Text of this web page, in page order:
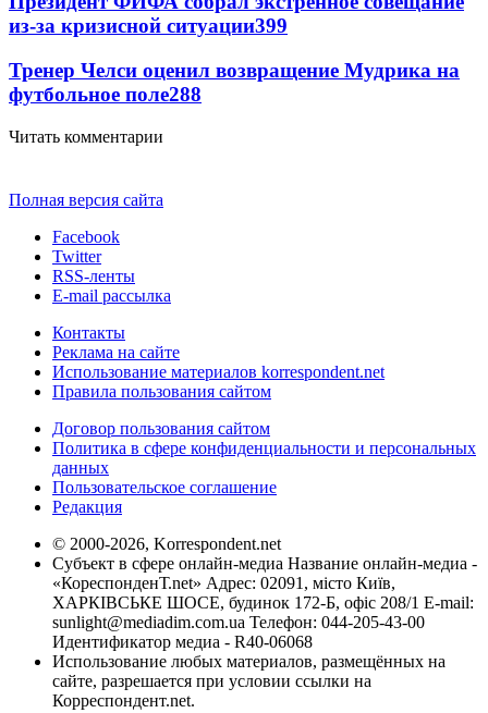
из-за кризисной ситуации399
Тренер Челси оценил возвращение Мудрика на
футбольное поле288
Читать комментарии
Полная версия сайта
Facebook
Twitter
RSS-ленты
E-mail рассылка
Контакты
Реклама на сайте
Использование материалов korrespondent.net
Правила пользования сайтом
Договор пользования сайтом
Политика в сфере конфиденциальности и персональных
данных
Пользовательское соглашение
Редакция
© 2000-2026, Korrespondent.net
Субъект в сфере онлайн-медиа Название онлайн-медиа -
«КореспонденТ.net» Адрес: 02091, місто Київ,
ХАРКІВСЬКЕ ШОСЕ, будинок 172-Б, офіс 208/1 E-mail:
sunlight@mediadim.com.ua Телефон: 044-205-43-00
Идентификатор медиа - R40-06068
Использование любых материалов, размещённых на
сайте, разрешается при условии ссылки на
Корреспондент.net.